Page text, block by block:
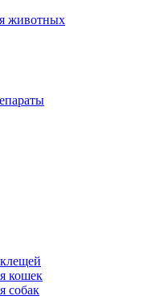
животных
кошек
собак